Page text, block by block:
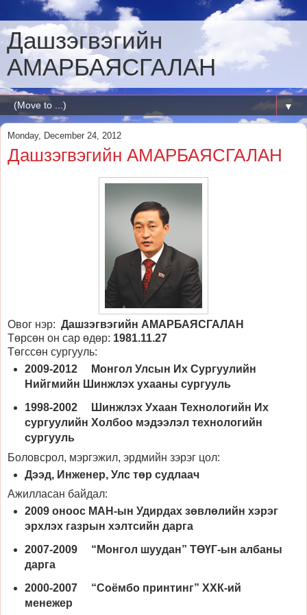
Дашзэгвэгийн
АМАРБАЯСГАЛАН
▼
Monday, December 24, 2012
Дашзэгвэгийн АМАРБАЯСГАЛАН
Овог нэр: Дашзэгвэгийн АМАРБАЯСГАЛАН
Төрсөн он сар өдөр: 1981.11.27
Төгссөн сургууль:
2009-2012 Монгол Улсын Их Сургуулийн
Нийгмийн Шинжлэх ухааны сургууль
1998-2002 Шинжлэх Ухаан Технологийн Их
сургуулийн Холбоо мэдээлэл технологийн
сургууль
Боловсрол, мэргэжил, эрдмийн зэрэг цол:
Дээд, Инженер, Улс төр судлаач
Ажилласан байдал:
2009 оноос МАН-ын Удирдах зөвлөлийн хэрэг
эрхлэх газрын хэлтсийн дарга
2007-2009 “Монгол шуудан” ТӨҮГ-ын албаны
дарга
2000-2007 “Соёмбо принтинг” ХХК-ий
менежер